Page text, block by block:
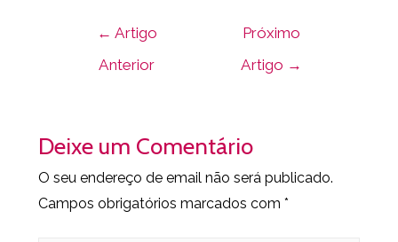
← Artigo
Anterior
Próximo
Artigo →
Deixe um Comentário
O seu endereço de email não será publicado.
Campos obrigatórios marcados com *